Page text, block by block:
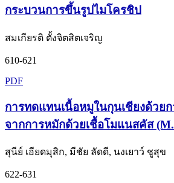
กระบวนการขึ้นรูปไมโครชิป
สมเกียรติ ตั้งจิตสิตเจริญ
610-621
PDF
การทดแทนเนื้อหมูในกุนเชียงด้วยก
จากการหมักด้วยเชื้อโมแนสคัส
สุนีย์ เอียดมุสิก, มีชัย ลัดดี, นงเยาว์ ชูสุข
622-631